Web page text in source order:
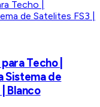
Techo |
Sistema de
Blanco